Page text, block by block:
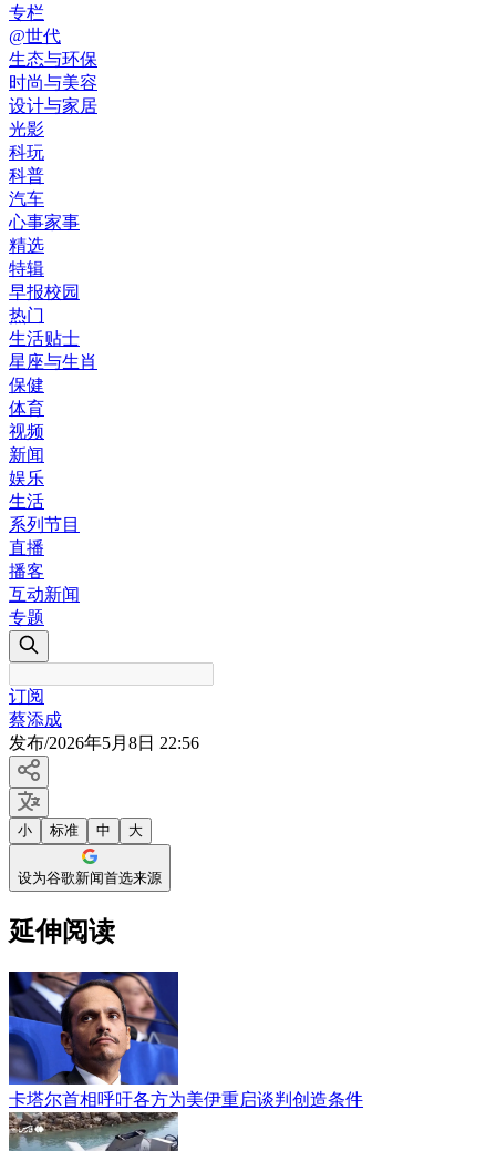
专栏
@世代
生态与环保
时尚与美容
设计与家居
光影
科玩
科普
汽车
心事家事
精选
特辑
早报校园
热门
生活贴士
星座与生肖
保健
体育
视频
新闻
娱乐
生活
系列节目
直播
播客
互动新闻
专题
订阅
蔡添成
发布/2026年5月8日 22:56
小 标准 中 大
设为谷歌新闻首选来源
延伸阅读
卡塔尔首相呼吁各方为美伊重启谈判创造条件